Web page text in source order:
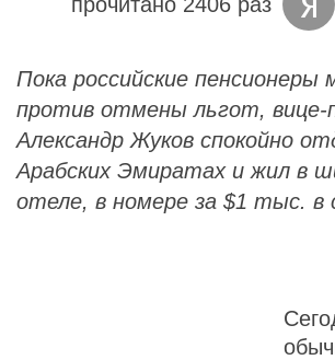
Пока российские пенсионеры
против отмены льгот, вице-
Александр Жуков спокойно
Арабских Эмиратах и жил в
отеле, в номере за $1 тыс. в